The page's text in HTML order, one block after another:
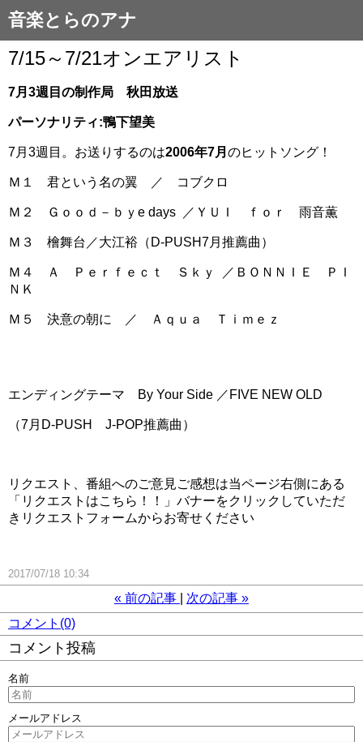
音楽とらのアナ
7/15～7/21オンエアリスト
7月3週目の制作局 秋田放送
パーソナリティ:鴨下望美
7月3週目。お送りするのは2006年7月 のヒットソング！
Ｍ１ 君という名の翼 ／ コブクロ
Ｍ２ Ｇｏｏｄ－ｂｙe days ／ＹＵＩ ｆｏｒ 雨音薫
Ｍ３ 檜舞台／大江裕（D-PUSH7月推薦曲）
Ｍ４ Ａ Ｐｅｒｆｅｃｔ Ｓｋｙ ／ＢＯＮＮＩＥ ＰＩ
ＮＫ
Ｍ５ 決意の朝に ／ Ａｑｕａ Ｔｉｍｅｚ
エンディングテーマ By Your Side ／FIVE NEW OLD
（7月D-PUSH J-POP推薦曲）
リクエスト、番組へのご意見ご感想は当ページ右側にある
「リクエストはこちら！！」バナーをクリックしていただ
きリクエストフォームからお寄せください
2017/07/18 10:34
« 前の記事 次の記事 »
コメント(0)
コメント投稿
名前
メールアドレス